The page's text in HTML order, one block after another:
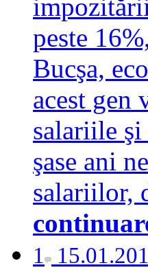
peste
Bucşa,
acest gen
salariile şi
şase ani
salariilor,
1